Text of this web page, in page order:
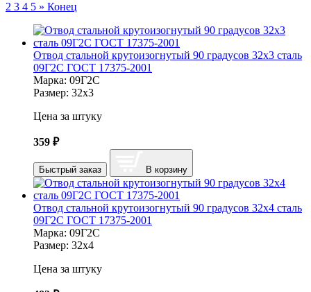
2 3 4 5 » Конец
Отвод стальной крутоизогнутый 90 градусов 32х3 сталь
09Г2С ГОСТ 17375-2001
Марка: 09Г2С
Размер: 32х3
Цена за штуку
359 ₽
Быстрый заказ В корзину
Отвод стальной крутоизогнутый 90 градусов 32х4 сталь
09Г2С ГОСТ 17375-2001
Марка: 09Г2С
Размер: 32х4
Цена за штуку